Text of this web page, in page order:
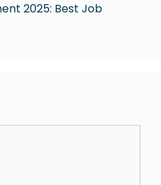
2025: Best Job